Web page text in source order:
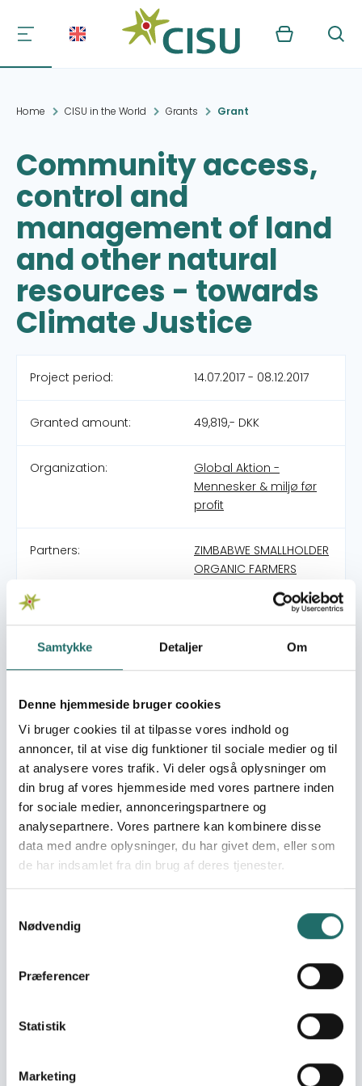
Samtykke Detaljer Om
Denne hjemmeside bruger cookies
Vi bruger cookies til at tilpasse vores indhold og
annoncer, til at vise dig funktioner til sociale medier og til
at analysere vores trafik. Vi deler også oplysninger om
din brug af vores hjemmeside med vores partnere inden
for sociale medier, annonceringspartnere og
analysepartnere. Vores partnere kan kombinere disse
data med andre oplysninger, du har givet dem, eller som
de har indsamlet fra din brug af deres tjenester.
Nødvendig
Præferencer
Statistik
Marketing
Kurv Søg
Home CISU in the World Grants Grant
Community access,
control and
management of land
and other natural
resources - towards
Climate Justice
Project period: 14.07.2017 - 08.12.2017
Granted amount: 49,819,- DKK
Organization:
Global Aktion -
Mennesker & miljø før
profit
Partners:
ZIMBABWE SMALLHOLDER
ORGANIC FARMERS
FORUM - ZIMSOFF
Ansøgningsproces
Efforts take place in:
Angola
Democratic Republic of
Congo
Madagascar
Mozambique
South Africa
Tanzania
Uganda
Zimbabwe
Overall targets
Enhance capacity of La Via Campesina’s members in
Southern and Eastern Africa to influence political
Target groups
change